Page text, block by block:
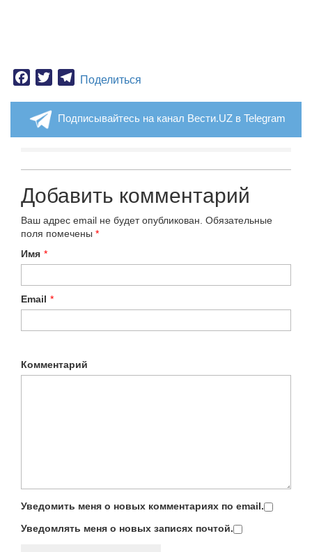
Facebook
TwitterTelegram
Поделиться
Подписывайтесь на канал Вести.UZ в Telegram
Добавить комментарий
Ваш адрес email не будет опубликован. Обязательные
поля помечены *
Имя *
Email *
Комментарий
Уведомить меня о новых комментариях по email.
Уведомлять меня о новых записях почтой.